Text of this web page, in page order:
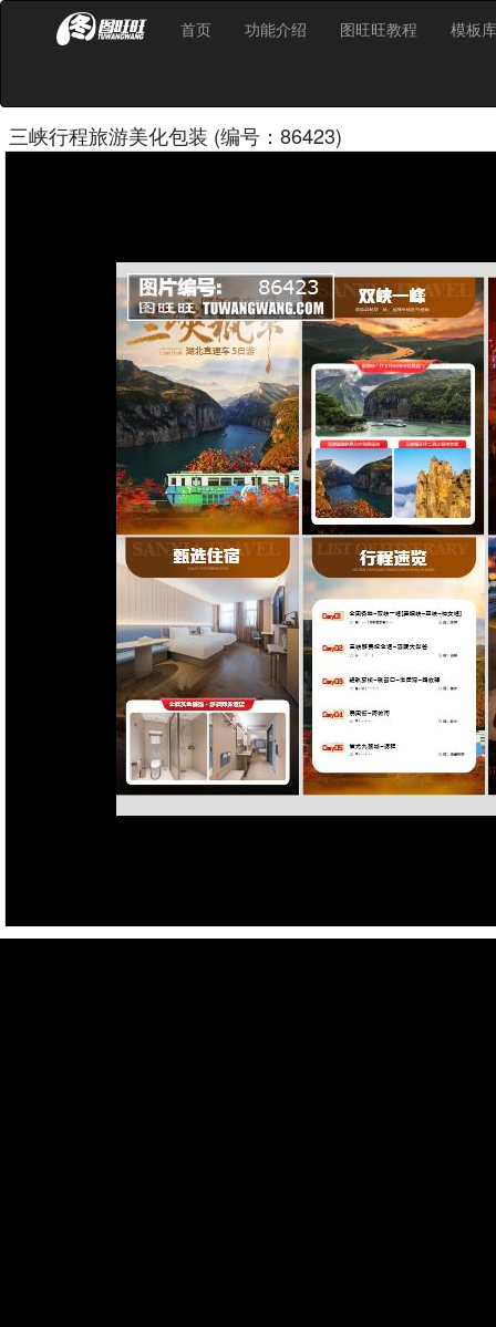
首页 功能介绍 图旺旺教程 模板库
三峡行程旅游美化包装 (编号：86423)